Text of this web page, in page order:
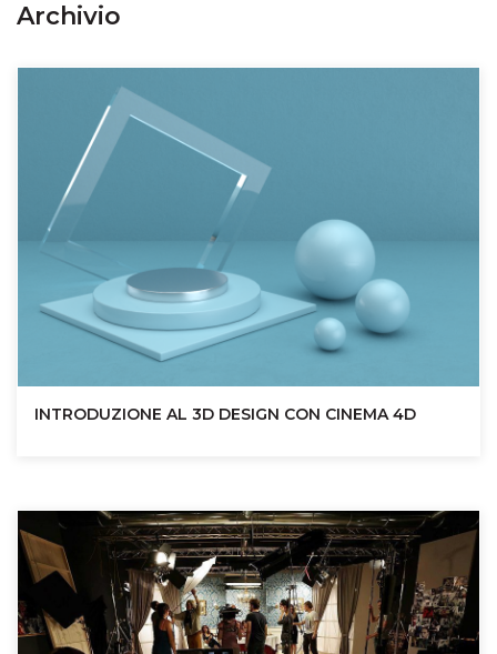
Archivio
INTRODUZIONE AL 3D DESIGN CON CINEMA 4D